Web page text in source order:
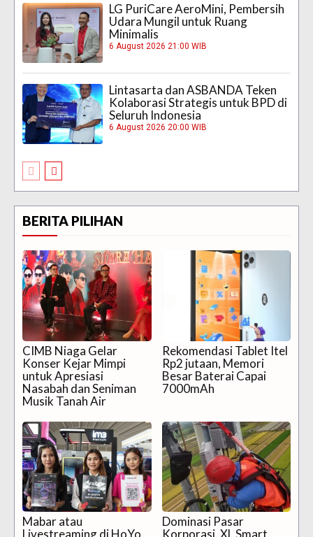
LG PuriCare AeroMini, Pembersih
Udara Mungil untuk Ruang
Minimalis
6 August 2026 21:00 WIB
Lintasarta dan ASBANDA Teken
Kolaborasi Strategis untuk BPD di
Seluruh Indonesia
6 August 2026 20:00 WIB
BERITA PILIHAN
CIMB Niaga Gelar
Konser Kejar Mimpi
untuk Apresiasi
Nasabah dan Seniman
Musik Tanah Air
Rekomendasi Tablet Itel
Rp2 jutaan, Memori
Besar Baterai Capai
7000mAh
Mabar atau
Livestreaming di HoYo
Dominasi Pasar
Korporasi, XL Smart